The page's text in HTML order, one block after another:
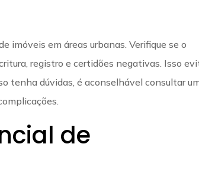
imóveis em áreas urbanas. Verifique se o
registro e certidões negativas. Isso
tenha dúvidas, é aconselhável consultar
de